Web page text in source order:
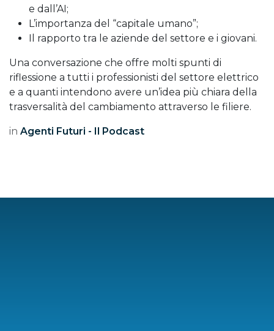
e dall’AI;
L’importanza del “capitale umano”;
Il rapporto tra le aziende del settore e i giovani.
Una conversazione che offre molti spunti di
riflessione a tutti i professionisti del settore elettrico
e a quanti intendono avere un’idea più chiara della
trasversalità del cambiamento attraverso le filiere.
in Agenti Futuri - Il Podcast